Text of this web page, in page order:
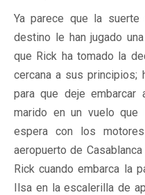
Ya parece que la
destino le han jugado
que Rick ha tomado la
cercana a sus principios;
para que deje
marido en un vuelo que
espera con los
aeropuerto de
Rick cuando embarca la
Ilsa en la escalerilla de